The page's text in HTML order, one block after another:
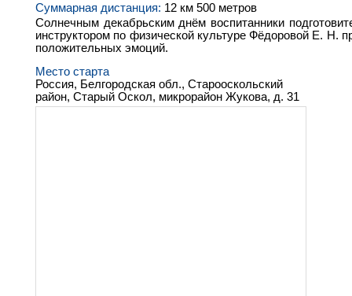
Суммарная дистанция: 12 км 500 метров
Солнечным декабрьским днём воспитанники
инструктором по физической культуре Фёдоровой Е. Н.
положительных эмоций.
Место старта
Россия, Белгородская обл., Старооскольский
район, Старый Оскол, микрорайон Жукова, д. 31